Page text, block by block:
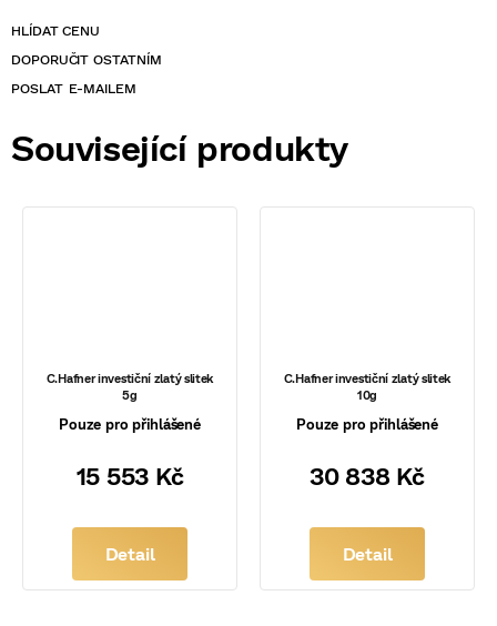
POSLAT
Související produkty
C.Hafner investiční zlatý slitek
5g
Pouze pro přihlášené
15 553 Kč
Detail
C.Hafner investiční zlatý slitek
10g
Pouze pro přihlášené
30 838 Kč
Detail